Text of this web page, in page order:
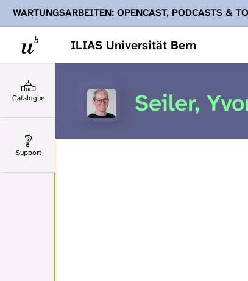
ILIAS Universität Bern
WARTUNGSARBEITEN: OPENCAST, PODCASTS &
Ihnen Podcasts, Opencast-Videos und Tobira nicht
Catalogue
Support
Seiler,